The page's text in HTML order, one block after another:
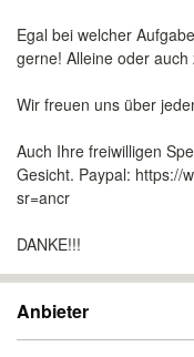
Egal bei welcher
gerne! Alleine oder
Wir freuen uns über
Auch Ihre freiwilligen
Gesicht. Paypal: https://
sr=ancr
DANKE!!!
Anbieter